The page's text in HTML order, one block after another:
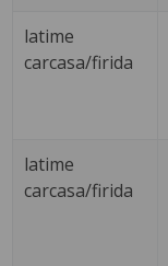
latime
carcasa/firida
latime
carcasa/firida